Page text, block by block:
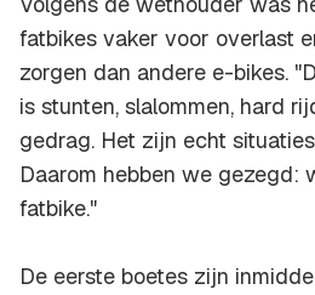
fatbikes vaker voor overlast
zorgen dan andere e-bikes.
is stunten, slalommen, hard
gedrag. Het zijn echt
Daarom hebben we gezegd:
fatbike."
De eerste boetes zijn